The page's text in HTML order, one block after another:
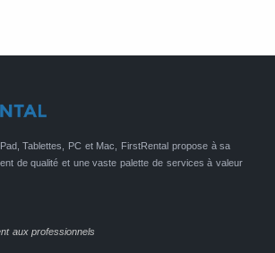
Tablettes, PC et Mac, FirstRental propose à sa
de qualité et une vaste palette de services à valeur
aux professionnels